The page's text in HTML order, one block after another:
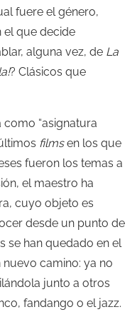
fuere el género,
el que decide
alguna vez, de La
? Clásicos que
como “asignatura
filmsen los que
fueron los temas a
el maestro ha
cuyo objeto es
desde un punto de
se han quedado en el
nuevo camino: ya no
junto a otros
fandango o el jazz.